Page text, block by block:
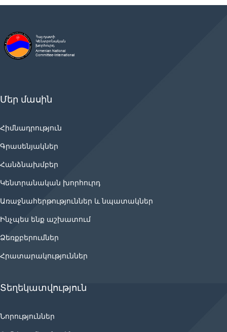
Մեր մասին
Հիմնադրություն
Գրասենյակներ
Հանձնախմբեր
Կենտրանական խորհուրդ
Առաջնահերթություններ և նպատակներ
Ինչպես ենք աշխատում
Ձեռքբերումներ
Հրատարակություններ
Տեղեկատվություն
Նորություններ